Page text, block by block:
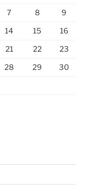
7 8 9
14 15 16
21 22 23
28 29 30